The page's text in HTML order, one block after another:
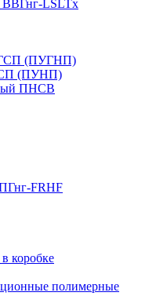
ВВГнг-LSLTx
(ПУГНП)
(ПУНП)
ПНСВ
FRHF
коробке
полимерные